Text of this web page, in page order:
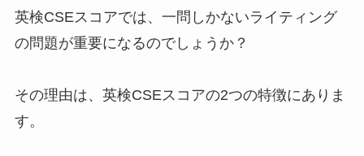
英検CSEスコアでは、一問しかないライティング
の問題が重要になるのでしょうか？
その理由は、英検CSEスコアの2つの特徴にありま
す。